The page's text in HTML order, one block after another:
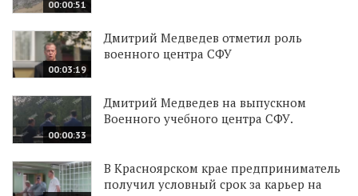
00:00:51
00:03:19
Дмитрий Медведев отметил роль
военного центра СФУ
00:00:33
Дмитрий Медведев на выпускном
Военного учебного центра СФУ.
В Красноярском крае предприниматель
получил условный срок за карьер на